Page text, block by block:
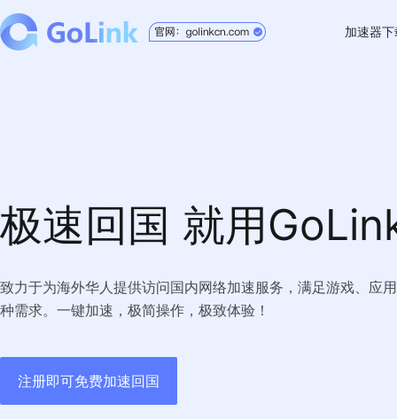
加速器下
TV版
Chrome
极速回国 就用
致力于为海外华人提供访问国内网络加速服务，满足游戏、应
种需求。一键加速，极简操作，极致体验！
注册即可免费加速回国